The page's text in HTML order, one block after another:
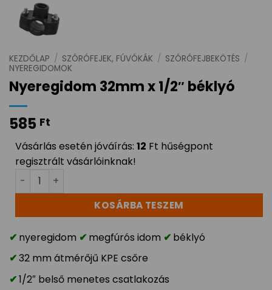
KEZDŐLAP / SZÓRÓFEJEK, FÚVÓKÁK / SZÓRÓFEJBEKÖTÉS /
NYEREGIDOMOK
Nyeregidom 32mm x 1/2″ béklyó
585 Ft
Vásárlás esetén jóváírás: 12 Ft hűségpont
regisztrált vásárlóinknak!
Nyeregidom 32mm x 1/2" béklyó mennyiség
KOSÁRBA TESZEM
nyeregidom megfúrós idom
béklyó
32 mm átmérőjű KPE csőre
1/2″ belső menetes csatlakozás